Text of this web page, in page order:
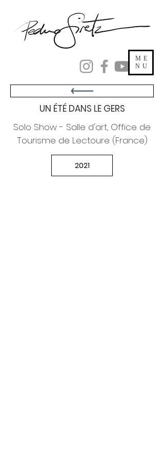
ME
NU
UN ÉTÉ DANS LE GERS
Solo Show - Salle d'art, Office de
Tourisme de Lectoure (France)
2021